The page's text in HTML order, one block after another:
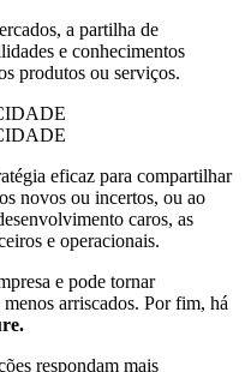
a partilha de
e conhecimentos
produtos ou serviços.
eficaz para compartilhar
novos ou incertos, ou ao
caros, as
e operacionais.
e pode tornar
arriscados. Por fim, há
respondam mais